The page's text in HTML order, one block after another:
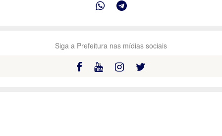
Siga a Prefeitura nas mídias sociais